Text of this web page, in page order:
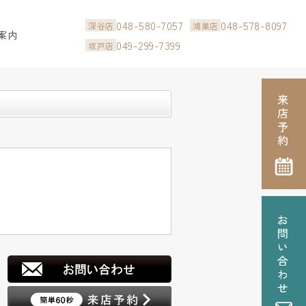
内
深谷店 048-580-7057 鴻巣店 048-578-8097
坂戸店 049-299-7399